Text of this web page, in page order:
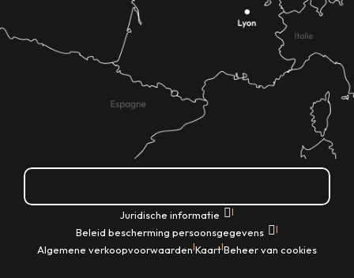
Juridische informatie |
Beleid bescherming persoonsgegevens |
Algemene verkoopvoorwaarden|Kaart|Beheer van cookies